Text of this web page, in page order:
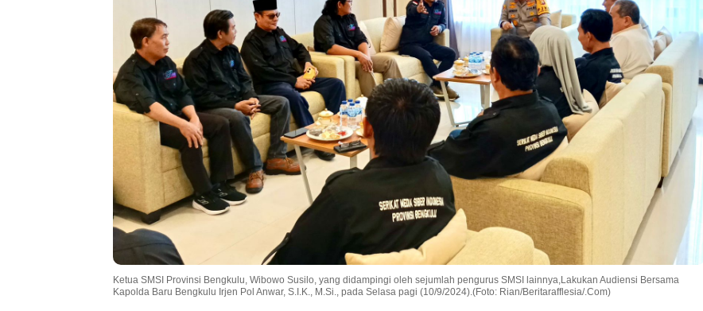
Ketua SMSI Provinsi Bengkulu, Wibowo Susilo, yang didampingi oleh sejumlah pengurus SMSI lainnya,Lakukan Audiensi Bersama
Kapolda Baru Bengkulu Irjen Pol Anwar, S.I.K., M.Si., pada Selasa pagi (10/9/2024).(Foto: Rian/Beritarafflesia/.Com)